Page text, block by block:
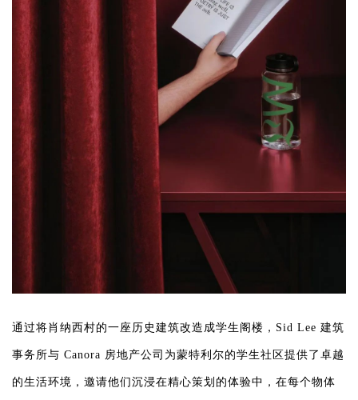
企业招聘
企业会员
关于投稿
广告投放
关于我们
联系我们
通过将肖纳西村的一座历史建筑改造成学生阁楼，Sid Lee 建筑
事务所与 Canora 房地产公司为蒙特利尔的学生社区提供了卓越
的生活环境，邀请他们沉浸在精心策划的体验中，在每个物体